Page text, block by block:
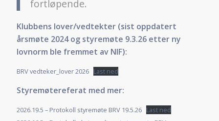
fortløpende.
Klubbens lover/vedtekter (sist oppdatert
årsmøte 2024 og styremøte 9.3.26 etter ny
lovnorm ble fremmet av NIF):
BRV vedteker_lover 2026 Last ned
Styremøtereferat med mer:
2026.19.5 – Protokoll styremøte BRV 19.5.26 Last ned